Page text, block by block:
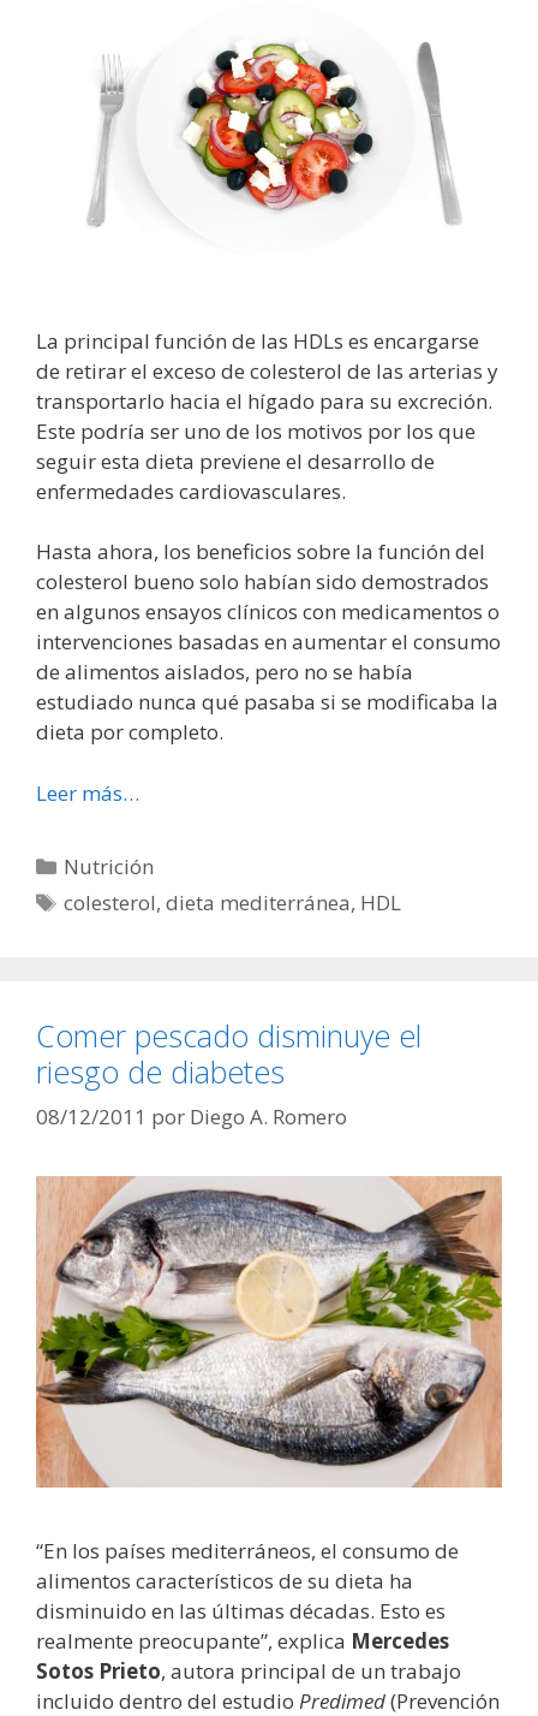
La principal función de las HDLs es encargarse
de retirar el exceso de colesterol de las arterias y
transportarlo hacia el hígado para su excreción.
Este podría ser uno de los motivos por los que
seguir esta dieta previene el desarrollo de
enfermedades cardiovasculares.
Hasta ahora, los beneficios sobre la función del
colesterol bueno solo habían sido demostrados
en algunos ensayos clínicos con medicamentos o
intervenciones basadas en aumentar el consumo
de alimentos aislados, pero no se había
estudiado nunca qué pasaba si se modificaba la
dieta por completo.
Leer más…
Categorías
Nutrición
Etiquetas
colesterol,dieta mediterránea, HDL
Comer pescado disminuye el
riesgo de diabetes
08/12/2011 por Diego A. Romero
“En los países mediterráneos, el consumo de
alimentos característicos de su dieta ha
disminuido en las últimas décadas. Esto es
realmente preocupante”, explica Mercedes
Sotos Prieto, autora principal de un trabajo
incluido dentro del estudio Predimed(Prevención